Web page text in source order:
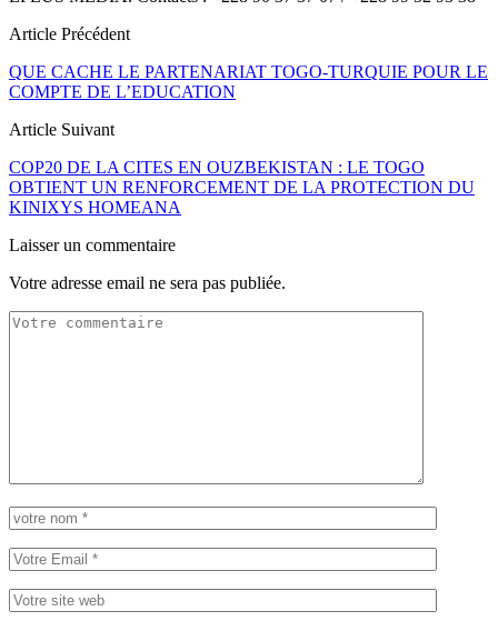
Article Précédent
QUE CACHE LE PARTENARIAT TOGO-TURQUIE POUR LE
COMPTE DE L’EDUCATION
Article Suivant
COP20 DE LA CITES EN OUZBEKISTAN : LE TOGO
OBTIENT UN RENFORCEMENT DE LA PROTECTION DU
KINIXYS HOMEANA
Laisser un commentaire
Votre adresse email ne sera pas publiée.